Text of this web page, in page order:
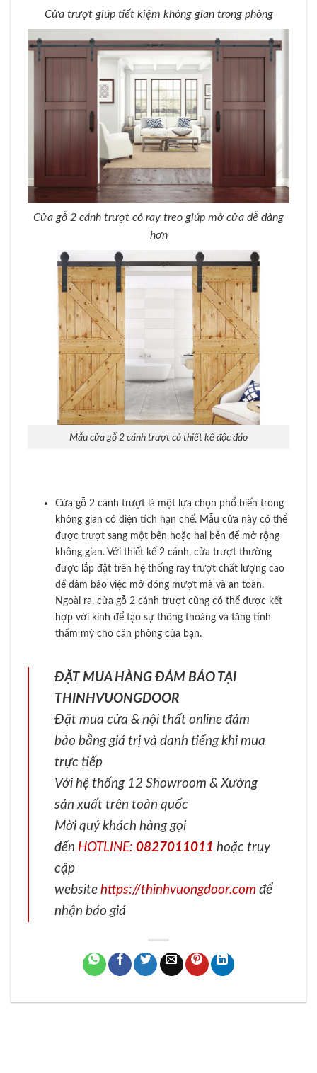
Cửa trượt giúp tiết kiệm không gian trong phòng
Cửa gỗ 2 cánh trượt có ray treo giúp mở cửa dễ dàng
hơn
Mẫu cửa gỗ 2 cánh trượt có thiết kế độc đáo
Cửa gỗ 2 cánh trượt là một lựa chọn phổ biến trong
không gian có diện tích hạn chế. Mẫu cửa này có thể
được trượt sang một bên hoặc hai bên để mở rộng
không gian. Với thiết kế 2 cánh, cửa trượt thường
được lắp đặt trên hệ thống ray trượt chất lượng cao
để đảm bảo việc mở đóng mượt mà và an toàn.
Ngoài ra, cửa gỗ 2 cánh trượt cũng có thể được kết
hợp với kính để tạo sự thông thoáng và tăng tính
thẩm mỹ cho căn phòng của bạn.
ĐẶT MUA HÀNG ĐẢM BẢO TẠI
THINHVUONGDOOR
Đặt mua cửa & nội thất online đảm
bảo bằng giá trị và danh tiếng khi mua
trực tiếp
Với hệ thống 12 Showroom & Xưởng
sản xuất trên toàn quốc
Mời quý khách hàng gọi
đến HOTLINE: 0827011011 hoặc truy
cập
website https://thinhvuongdoor.com để
nhận báo giá